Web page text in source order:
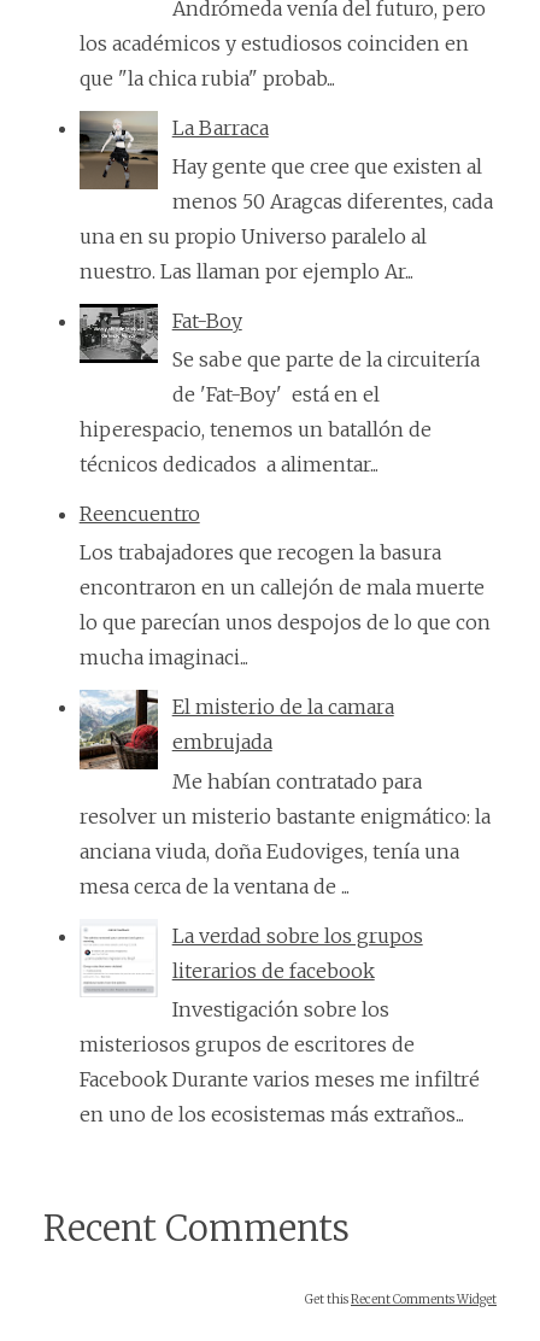
Andrómeda venía del futuro, pero
los académicos y estudiosos coinciden en
que "la chica rubia" probab...
La Barraca
Hay gente que cree que existen al
menos 50 Aragcas diferentes, cada
una en su propio Universo paralelo al
nuestro. Las llaman por ejemplo Ar...
Fat-Boy
Se sabe que parte de la circuitería
de 'Fat-Boy' está en el
hiperespacio, tenemos un batallón de
técnicos dedicados a alimentar...
Reencuentro
Los trabajadores que recogen la basura
encontraron en un callejón de mala muerte
lo que parecían unos despojos de lo que con
mucha imaginaci...
El misterio de la camara
embrujada
Me habían contratado para
resolver un misterio bastante enigmático: la
anciana viuda, doña Eudoviges, tenía una
mesa cerca de la ventana de ...
La verdad sobre los grupos
literarios de facebook
Investigación sobre los
misteriosos grupos de escritores de
Facebook Durante varios meses me infiltré
en uno de los ecosistemas más extraños...
Recent Comments
Get thisRecent Comments Widget